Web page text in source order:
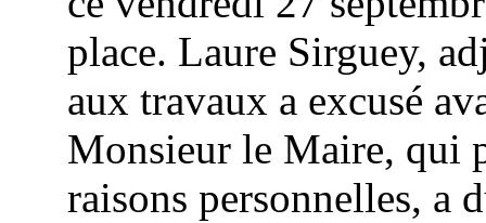
place. Laure Sirguey,
aux travaux a excusé
Monsieur le Maire, qui
raisons personnelles, a